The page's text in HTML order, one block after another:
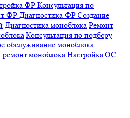
ФР Консультация по
ФР Диагностика ФР Создание
Диагностика моноблока Ремонт
Консультация по подбору
обслуживание моноблока
моноблока Настройка ОС